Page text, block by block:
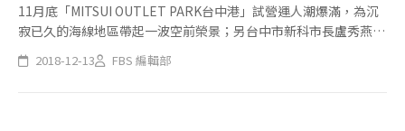
11月底「MITSUI OUTLET PARK台中港」試營運人潮爆滿，為沉
寂已久的海線地區帶起一波空前榮景；另台中市新科市長盧秀燕當
選後拋出台中大巨蛋將遷回原先規劃14期重劃的震撼彈，兩則地方
新聞都引起媒體熱議，就連房市焦點也轉向梧棲和洲際...
2018-12-13 FBS 編輯部